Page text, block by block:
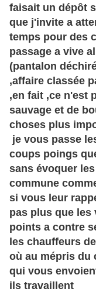
faisait un dépôt
que j'invite a
temps pour des
passage a vive
(pantalon
,affaire classée
,en fait ,ce n'est
sauvage et de
choses plus
je vous passe
coups poings
sans évoquer
commune
si vous leur
pas plus que les
points a contre
les chauffeurs
où au mépris du
qui vous
ils travaillent